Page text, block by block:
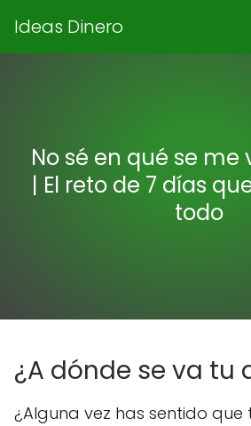
Ideas Dinero
No sé en qué se me
| El reto de 7 días
todo
¿A dónde se va tu
¿Alguna vez has sentido que